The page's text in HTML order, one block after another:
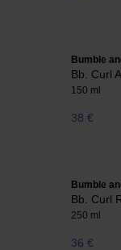
Bumble
Bb. Curl
150 ml
38 €
Bumble
Bb. Curl
250 ml
36 €